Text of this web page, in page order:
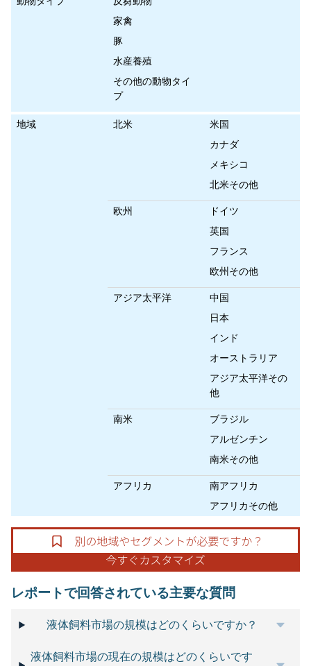
家禽
豚
水産養殖
その他の動物タイ
プ
地域 北米
米国
カナダ
メキシコ
北米その他
欧州
ドイツ
英国
フランス
欧州その他
アジア太平洋
中国
日本
インド
オーストラリア
アジア太平洋その
他
南米
ブラジル
アルゼンチン
南米その他
アフリカ
南アフリカ
アフリカその他
レポートで回答されている主要な質問
液体飼料市場の規模はどのくらいですか？
液体飼料市場の現在の規模はどのくらいです